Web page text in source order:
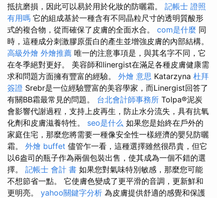
抵抗磨損，因此可以易於用於化妝的防曬霜。 記帳士 證照
有用嗎 它的組成基於一種含有不同晶粒尺寸的透明質酸形
式的複合物，從而確保了皮膚的全面水合。 com是什麼 同
時，這種成分刺激膠原蛋白的產生並增強皮膚的內部結構。
高級外燴 外燴推薦 唯一的注意事項是，與其名字不同，它
在冬季絕對更好。 美容師和linergist在滿足各種皮膚健康需
求和問題方面擁有豐富的經驗。 外燴 意思 Katarzyna 杜拜
簽證 Srebr是一位經驗豐富的美容學家，而Linergist回答了
有關BB霜最常見的問題。 台北會計師事務所 Tolpa®泥炭
會影響代謝過程，支持上皮再生，防止水分流失，具有抗氧
化劑和皮膚滋養特性。 seo是什么 如果您是始終在戶外的
家庭住宅，那麼您將需要一種像安全性一樣經濟的嬰兒防曬
霜。 外燴 buffet 儘管乍一看，這種選擇雖然很昂貴，但它
以6盎司的瓶子作為兩個包裝出售，使其成為一個不錯的選
擇。 記帳士 會計 書 如果您對氣味特別敏感，那麼您可能
不想節省一點。 它使膚色變成了更平滑的音調，更新鮮和
更明亮。 yahoo關鍵字分析 為皮膚提供舒適的感覺和保護